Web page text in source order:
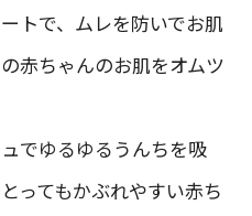
トで、ムレを防いでお肌
赤ちゃんのお肌をオムツ
でゆるゆるうんちを吸
ってもかぶれやすい赤ち